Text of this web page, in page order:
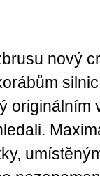
nový
originálním